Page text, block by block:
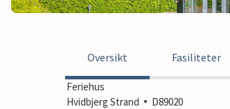
Oversikt Fasiliteter
Feriehus
Hvidbjerg Strand
D89020